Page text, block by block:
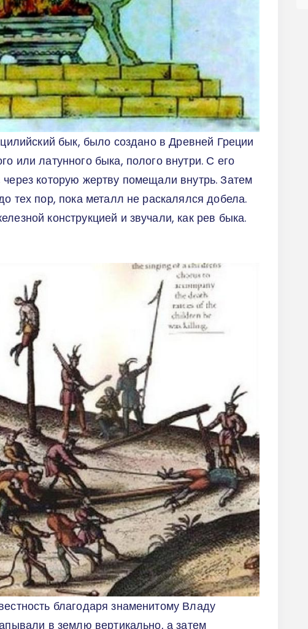
бык, было создано в Древней Греции
или латунного быка, полого внутри. С его
которую жертву помещали внутрь. Затем
тех пор, пока металл не раскалялся добела.
конструкцией и звучали, как рев быка.
благодаря знаменитому Владу
в землю вертикально, а затем